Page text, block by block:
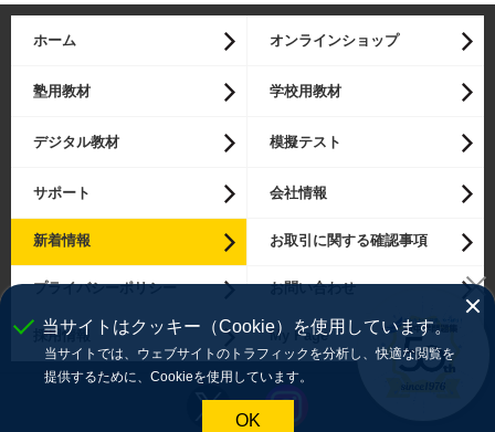
ホーム オンラインショップ
塾用教材 学校用教材
デジタル教材 模擬テスト
サポート 会社情報
新着情報 お取引に関する確認事項
プライバシーポリシー お問い合わせ
採用情報 My Page
当サイトはクッキー（Cookie）を使用しています。
当サイトでは、ウェブサイトのトラフィックを分析し、快適な閲覧を
提供するために、Cookieを使用しています。
OK